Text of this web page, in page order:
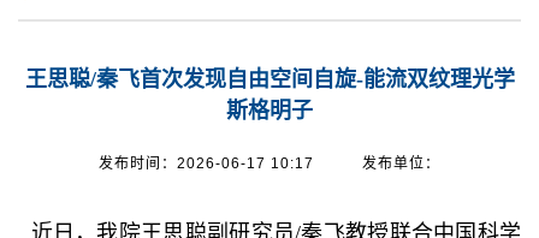
王思聪/秦飞首次发现自由空间自旋-能流双纹理光学
斯格明子
发布时间：2026-06-17 10:17 发布单位：
近日，我院王思聪副研究员/秦飞教授联合中国科学